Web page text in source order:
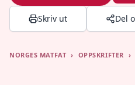
Skriv ut Del
NORGES MATFAT › OPPSKRIFTER ›